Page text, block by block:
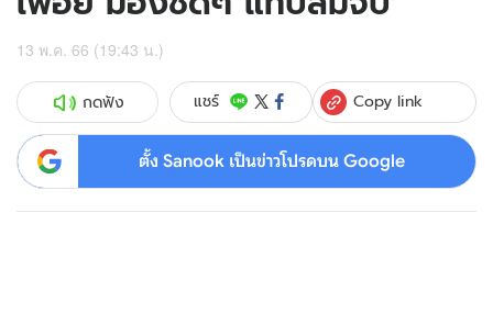
13 พ.ค. 66 (19:43 น.)
กดฟัง แชร์ Copy link
ตั้ง Sanook เป็นข่าวโปรดบน Google